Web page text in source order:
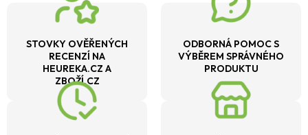
STOVKY OVĚŘENÝCH
RECENZÍ NA
HEUREKA.CZ A
ZBOŽÍ.CZ
ODBORNÁ POMOC S
VÝBĚREM SPRÁVNÉHO
PRODUKTU